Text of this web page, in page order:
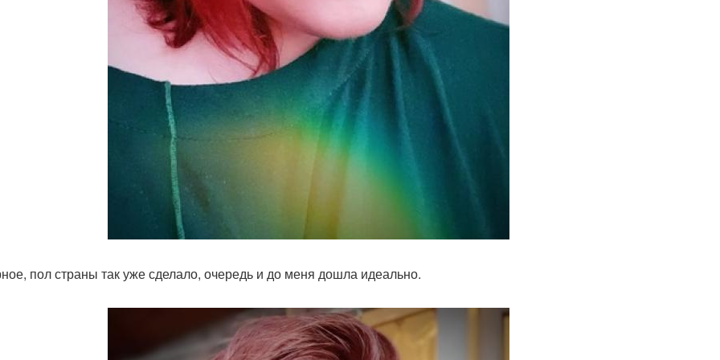
пол страны так уже сделало, очередь и до меня дошла идеально.